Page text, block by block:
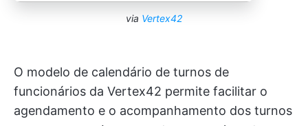
via Vertex42
O modelo de calendário de turnos de
funcionários da Vertex42 permite facilitar o
agendamento e o acompanhamento dos turnos